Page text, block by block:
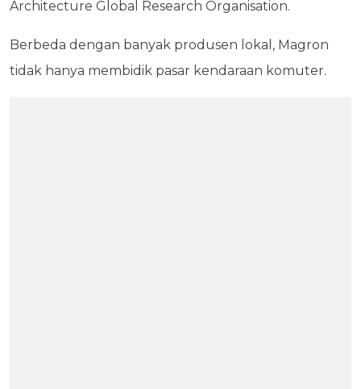
Architecture Global Research Organisation.
Berbeda dengan banyak produsen lokal, Magron
tidak hanya membidik pasar kendaraan komuter.